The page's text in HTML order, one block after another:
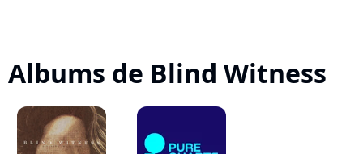
Albums de Blind Witness